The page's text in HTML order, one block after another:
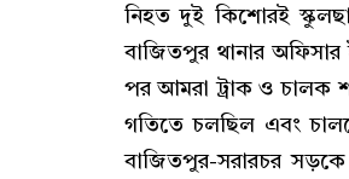
নিহত দুই কিশোরই
বাজিতপুর থানার অফিসার
পর আমরা ট্রাক ও চালক
গতিতে চলছিল এবং
বাজিতপুর-সরারচর সড়কে